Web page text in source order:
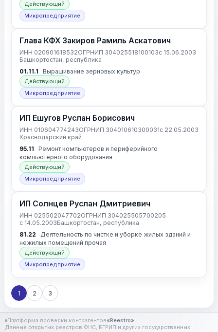
Действующий
Микропредприятие
Глава КФХ Закиров Рамиль Аскатович
ИНН 020901618532ОГРНИП 304025518100103с 15.06.2003
Башкортостан, республика
01.11.1
Выращивание зерновых культур
Действующий
Микропредприятие
ИП Ешугов Руслан Борисович
ИНН 010604774243ОГРНИП 304010610300031с 22.05.2003
Краснодарский край
95.11
Ремонт компьютеров и периферийного
компьютерного оборудования
Действующий
Микропредприятие
ИП Солнцев Руслан Дмитриевич
ИНН 025502047702ОГРНИП 304025505700205
с 14.05.2003Башкортостан, республика
81.22
Деятельность по чистке и уборке жилых зданий и
нежилых помещений прочая
Действующий
Микропредприятие
1 2 3
Платформа проверки контрагентов«Reestro»
Данные открытых реестров ФНС, ЕГРИП и других государственных